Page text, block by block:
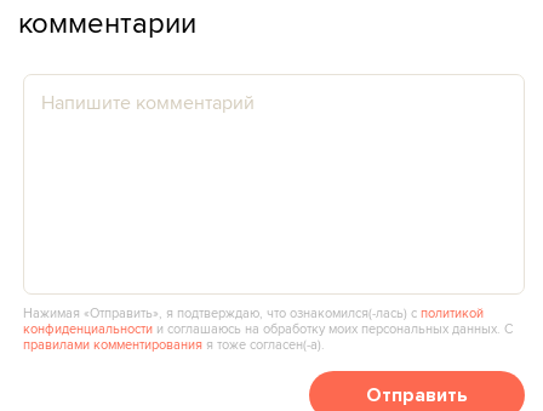
комментарии
Нажимая «Отправить», я подтверждаю, что ознакомился(‑лась) сполитикой
конфиденциальности и соглашаюсь на обработку моих персональных данных. С
правилами комментирования я тоже согласен(‑а).
Отправить